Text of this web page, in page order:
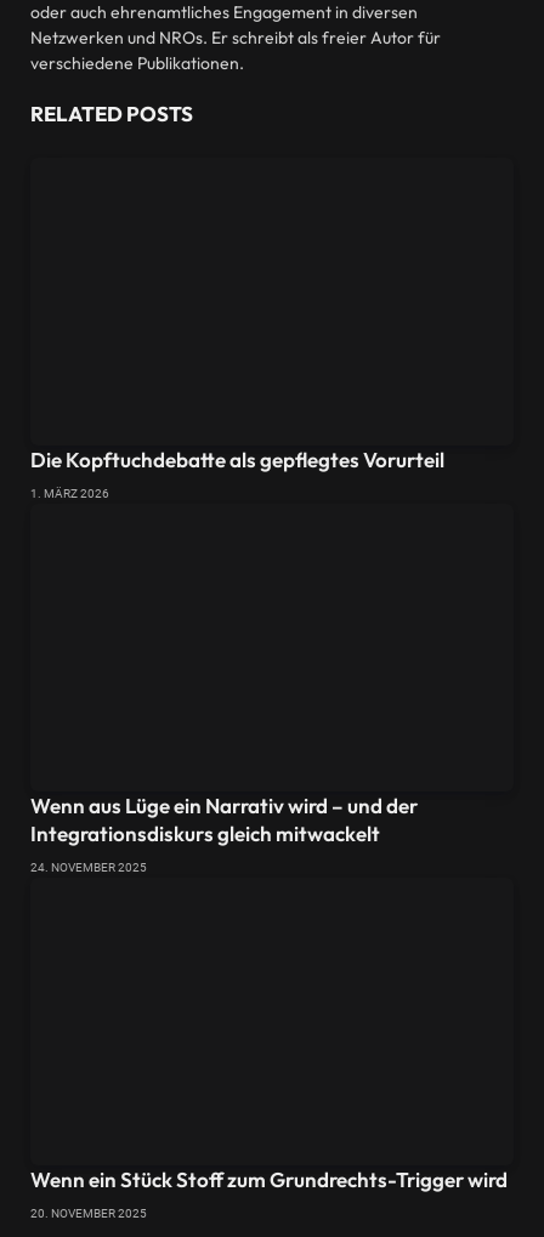
oder auch ehrenamtliches Engagement in diversen
Netzwerken und NROs. Er schreibt als freier Autor für
verschiedene Publikationen.
RELATEDPOSTS
Die Kopftuchdebatte als gepflegtes Vorurteil
1. MÄRZ 2026
Wenn aus Lüge ein Narrativ wird – und der
Integrationsdiskurs gleich mitwackelt
24. NOVEMBER 2025
Wenn ein Stück Stoff zum Grundrechts-Trigger wird
20. NOVEMBER 2025